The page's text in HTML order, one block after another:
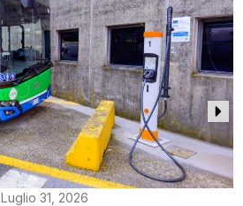
Luglio 31, 2026